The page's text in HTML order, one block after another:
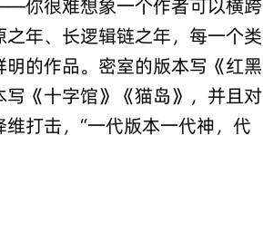
你很难想象一个作者可以横跨
之年、长逻辑链之年，每一个类
明的作品。密室的版本写《红黑
写《十字馆》《猫岛》，并且对
打击，“一代版本一代神，代